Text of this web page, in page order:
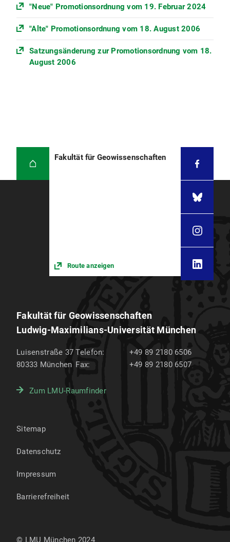
"Neue" Promotionsordnung vom 19. Februar 2024
"Alte" Promotionsordnung vom 18. August 2006
Satzungsänderung zur Promotionsordnung vom 18.
August 2006
Fakultät für Geowissenschaften
Route anzeigen
Fakultät für Geowissenschaften
Ludwig-Maximilians-Universität München
Luisenstraße 37
80333 München
Telefon:
+49 89 2180 6506
Fax:
+49 89 2180 6507
Zum LMU-Raumfinder
Sitemap
Datenschutz
Impressum
Barrierefreiheit
© LMU München 2024